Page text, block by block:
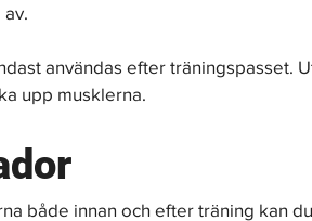
användas efter träningspasset.
upp musklerna.
både innan och efter träning kan